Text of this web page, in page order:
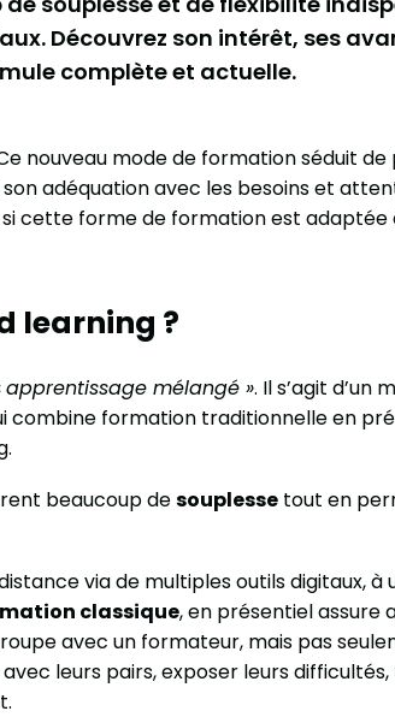
Découvrez son intérêt, ses
complète et actuelle.
nouveau mode de formation séduit de
adéquation avec les besoins et
si cette forme de formation est
learning ?
apprentissage mélangé ». Il s’agit d’un
combine formation traditionnelle en
beaucoup desouplesse tout en
via de multiples outils digitaux, à
classique, en présentiel assure
avec un formateur, mais pas
leurs pairs, exposer leurs